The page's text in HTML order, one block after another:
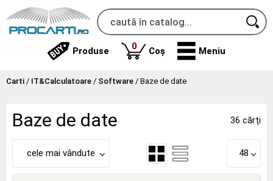
Produse 0produse
Coș Meniu
Carti / IT&Calculatoare / Software / Baze de date
Baze de date 36 cărți
cele mai vândute 48